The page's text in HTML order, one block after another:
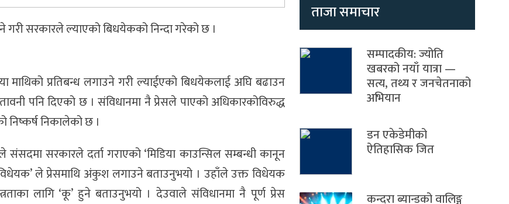
गरी सरकारले ल्याएको बिधयेकको निन्दा गरेको छ ।
माथिको प्रतिबन्ध लगाउने गरी ल्याईएको बिधयेकलाई अघि बढाउन
पनि दिएको छ । संविधानमा नै प्रेसले पाएको अधिकारकोविरुद्ध
निकालेको छ ।
सरकारले दर्ता गराएको ‘मिडिया काउन्सिल सम्बन्धी कानून
ले प्रेसमाथि अंकुश लगाउने बताउनुभयो । उहाँले उक्त विधेयक
लागि ‘कू’ हुने बताउनुभयो । देउवाले संविधानमा नै पूर्ण प्रेस
ताजा समाचार
सम्पादकीय: ज्योति
खबरको नयाँ यात्रा —
सत्य, तथ्य र जनचेतनाको
अभियान
डन एकेडेमीको
ऐतिहासिक जित
कन्दरा ब्यान्डको वालिङ्ग